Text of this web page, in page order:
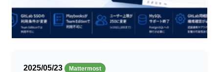
2025/05/23 Mattermost